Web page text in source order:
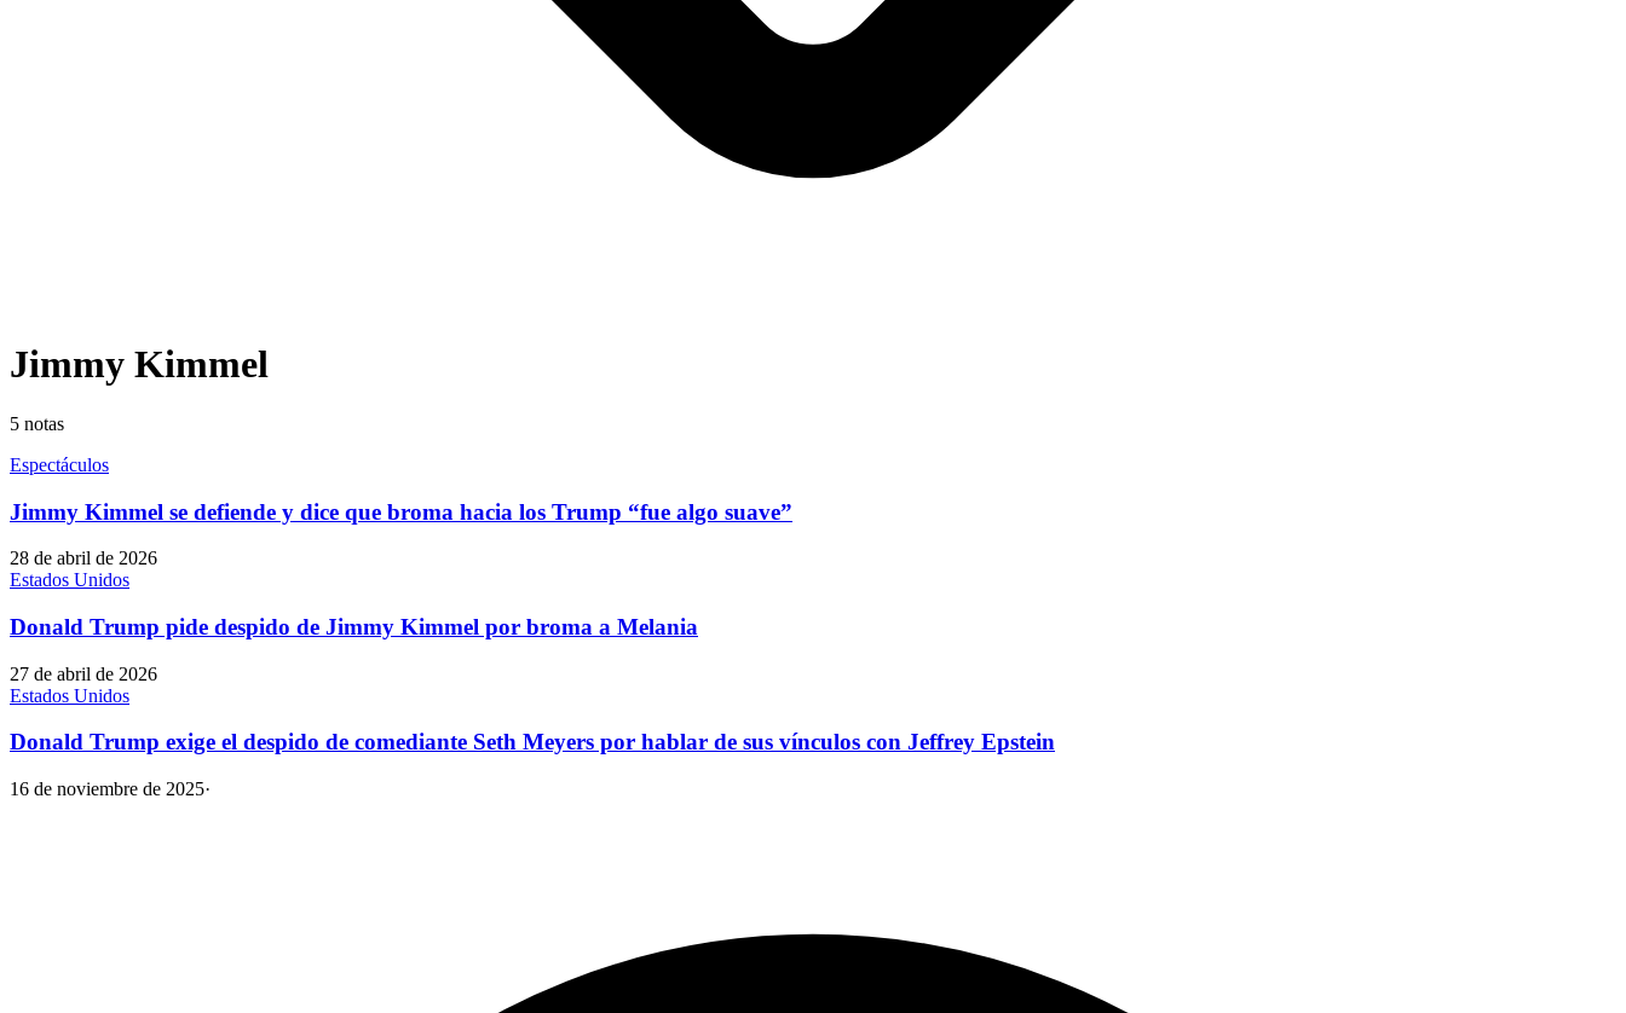
Jimmy Kimmel
5 notas
Espectáculos
Jimmy Kimmel se defiende y dice que broma hacia los Trump “fue algo suave”
28 de abril de 2026
Estados Unidos
Donald Trump pide despido de Jimmy Kimmel por broma a Melania
27 de abril de 2026
Estados Unidos
Donald Trump exige el despido de comediante Seth Meyers por hablar de sus vínculos con Jeffrey Epstein
16 de noviembre de 2025·